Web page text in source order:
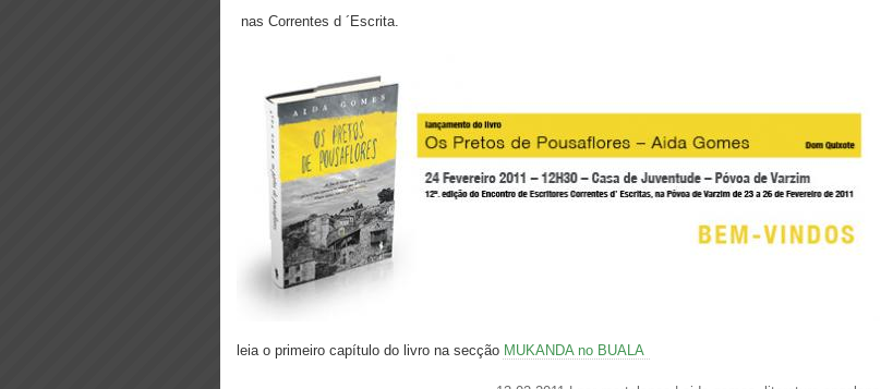
nas Correntes d ´Escrita.
leia o primeiro capítulo do livro na secção MUKANDA no BUALA